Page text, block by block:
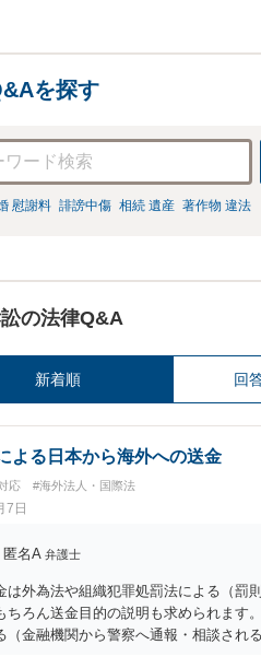
を探す
慰謝料 誹謗中傷 相続 遺産 著作物 違法
の法律Q&A
新着順 回
よる日本から海外への送金
応 #海外法人・国際法
7日
匿名A 弁護士
は外為法や組織犯罪処罰法による（罰
ちろん送金目的の説明も求められます
（金融機関から警察へ通報・相談され